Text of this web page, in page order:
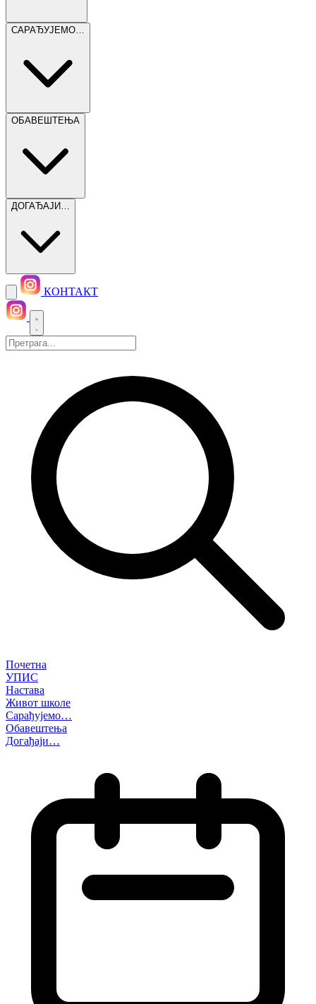
САРАЂУЈЕМО…
ОБАВЕШТЕЊА
ДОГАЂАЈИ…
КОНТАКТ
Почетна
УПИС
Настава
Живот школе
Сарађујемо…
Обавештења
Догађаји…